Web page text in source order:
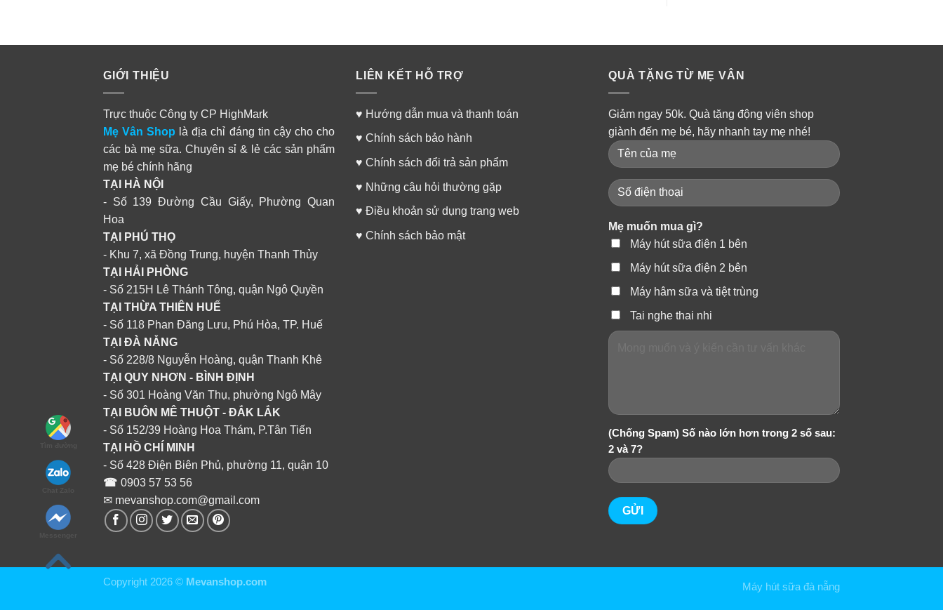
GIỚI THIỆU
Trực thuộc Công ty CP HighMark
Mẹ Vân Shop là địa chỉ đáng tin cậy cho cho
các bà mẹ sữa. Chuyên sỉ & lẻ các sản phẩm
mẹ bé chính hãng
TẠI HÀ NỘI
- Số 139 Đường Cầu Giấy, Phường Quan
Hoa
TẠI PHÚ THỌ
- Khu 7, xã Đồng Trung, huyện Thanh Thủy
TẠI HẢI PHÒNG
- Số 215H Lê Thánh Tông, quận Ngô Quyền
TẠI THỪA THIÊN HUẾ
- Số 118 Phan Đăng Lưu, Phú Hòa, TP. Huế
TẠI ĐÀ NẴNG
- Số 228/8 Nguyễn Hoàng, quận Thanh Khê
TẠI QUY NHƠN - BÌNH ĐỊNH
- Số 301 Hoàng Văn Thụ, phường Ngô Mây
TẠI BUÔN MÊ THUỘT - ĐẮK LẮK
- Số 152/39 Hoàng Hoa Thám, P.Tân Tiến
TẠI HỒ CHÍ MINH
- Số 428 Điện Biên Phủ, phường 11, quận 10
☎ 0903 57 53 56
✉ mevanshop.com@gmail.com
LIÊN KẾT HỖ TRỢ
♥ Hướng dẫn mua và thanh toán
♥ Chính sách bảo hành
♥ Chính sách đổi trả sản phẩm
♥ Những câu hỏi thường gặp
♥ Điều khoản sử dụng trang web
♥ Chính sách bảo mật
QUÀ TẶNG TỪ MẸ VÂN
Giảm ngay 50k. Quà tặng động viên shop
giành đến mẹ bé, hãy nhanh tay mẹ nhé!
Mẹ muốn mua gì?
Máy hút sữa điện 1 bên
Máy hút sữa điện 2 bên
Máy hâm sữa và tiệt trùng
Tai nghe thai nhi
(Chống Spam) Số nào lớn hơn trong 2 số sau:
2 và 7?
Máy hút sữa đà nẵng
Copyright 2026 © Mevanshop.com